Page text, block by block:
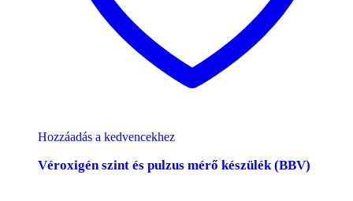
Hozzáadás a kedvencekhez
Véroxigén szint és pulzus mérő készülék (BBV)